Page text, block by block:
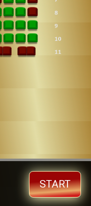
START